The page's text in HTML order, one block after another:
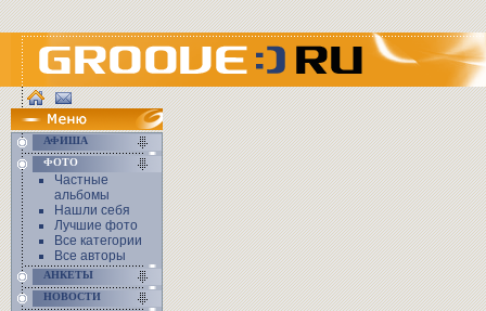
АФИША
ФОТО
Частные
альбомы
Нашли себя
Лучшие фото
Все категории
Все авторы
АНКЕТЫ
НОВОСТИ